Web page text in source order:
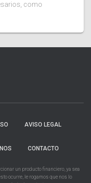
como
AVISO LEGAL
CONTACTO
un producto financiero, ya sea
ocurre, le rogamos que nos lo